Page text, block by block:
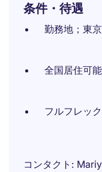
条件・待遇
勤務地；東京
全国居住可
フルフレッ
コンタクト